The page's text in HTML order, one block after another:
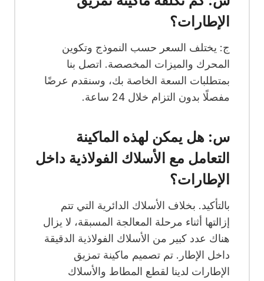
الإطارات؟
ج: يختلف السعر حسب النموذج وتكوين
المحرك والميزات المخصصة. اتصل بنا
بمتطلبات السعة الخاصة بك، وسنقدم عرضًا
مفصلًا بدون التزام خلال 24 ساعة.
س: هل يمكن لهذه الماكينة
التعامل مع الأسلاك الفولاذية داخل
الإطارات؟
بالتأكيد. بخلاف الأسلاك الدائرية التي تتم
إزالتها أثناء مرحلة المعالجة المسبقة، لا يزال
هناك عدد كبير من الأسلاك الفولاذية الدقيقة
داخل الإطار. تم تصميم ماكينة تمزيق
الإطارات لدينا لقطع المطاط والأسلاك